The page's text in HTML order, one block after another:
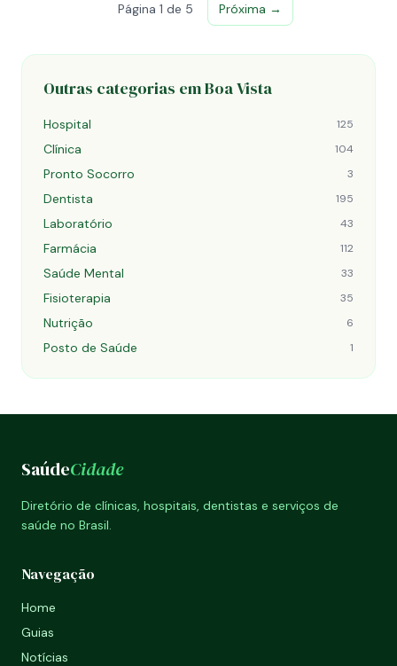
Página 1 de 5 Próxima →
Outras categorias em Boa Vista
Hospital 125
Clínica 104
Pronto Socorro 3
Dentista 195
Laboratório 43
Farmácia 112
Saúde Mental 33
Fisioterapia 35
Nutrição 6
Posto de Saúde 1
SaúdeCidade
Diretório de clínicas, hospitais, dentistas e serviços de
saúde no Brasil.
Navegação
Home
Guias
Notícias